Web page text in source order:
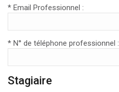
* Email Professionnel :
* N° de téléphone professionnel :
Stagiaire